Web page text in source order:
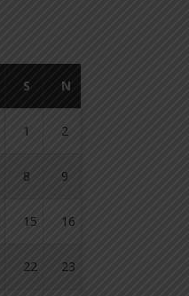
S N
1 2
8 9
15 16
22 23